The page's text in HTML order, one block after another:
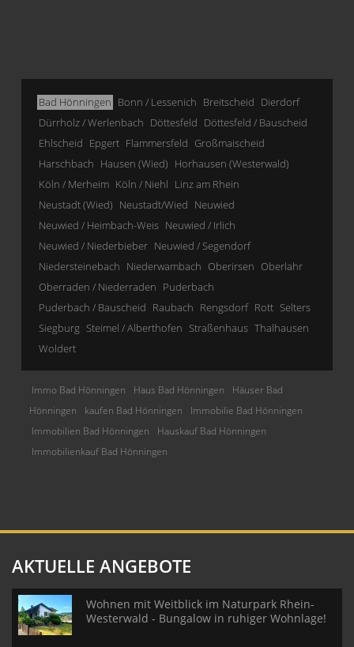
Bad Hönningen Bonn / Lessenich Breitscheid Dierdorf
Dürrholz / Werlenbach Döttesfeld Döttesfeld / Bauscheid
Ehlscheid Epgert Flammersfeld Großmaischeid
Harschbach Hausen (Wied) Horhausen (Westerwald)
Köln / Merheim Köln / Niehl Linz am Rhein
Neustadt (Wied) Neustadt/Wied Neuwied
Neuwied / Heimbach-Weis Neuwied / Irlich
Neuwied / Niederbieber Neuwied / Segendorf
Niedersteinebach Niederwambach Oberirsen Oberlahr
Oberraden / Niederraden Puderbach
Puderbach / Bauscheid Raubach Rengsdorf Rott Selters
Siegburg Steimel / Alberthofen Straßenhaus Thalhausen
Woldert
Immo Bad Hönningen Haus Bad Hönningen
Häuser Bad
Hönningen
kaufen Bad Hönningen
Immobilie Bad Hönningen
Immobilien Bad Hönningen
Hauskauf Bad Hönningen
Immobilienkauf Bad Hönningen
AKTUELLE ANGEBOTE
Wohnen mit Weitblick im Naturpark Rhein-
Westerwald - Bungalow in ruhiger Wohnlage!